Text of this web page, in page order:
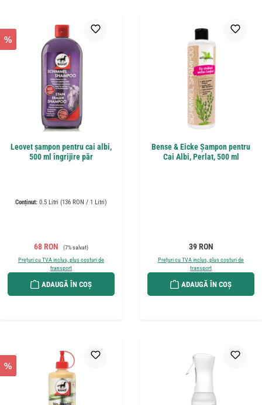
%
Leovet șampon pentru cai albi,
500 ml îngrijire păr
Conținut: 0.5 Litri (136 RON / 1 Litri)
Preț de vânzare:
68 RON Preț obișnuit:
(7% salvat)
Prețuri cu TVA inclus, plus costuri de
transport
ADAUGĂ ÎN COȘ
Bense & Eicke Șampon pentru
Cai Albi, Perlat, 500 ml
Preț obișnuit:
39 RON
Prețuri cu TVA inclus, plus costuri de
transport
ADAUGĂ ÎN COȘ
%